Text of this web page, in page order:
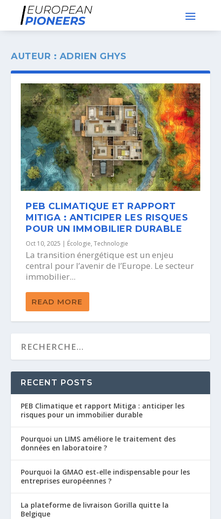
AUTEUR : ADRIEN GHYS
PEB CLIMATIQUE ET RAPPORT
MITIGA : ANTICIPER LES RISQUES
POUR UN IMMOBILIER DURABLE
Oct 10, 2025 | Écologie,Technologie
La transition énergétique est un enjeu
central pour l’avenir de l’Europe. Le secteur
immobilier...
READ MORE
RECENT POSTS
PEB Climatique et rapport Mitiga : anticiper les
risques pour un immobilier durable
Pourquoi un LIMS améliore le traitement des
données en laboratoire ?
Pourquoi la GMAO est-elle indispensable pour les
entreprises européennes ?
La plateforme de livraison Gorilla quitte la
Belgique